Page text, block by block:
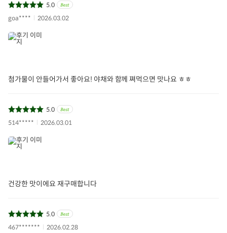
5.0
goa****
2026.03.02
첨가물이 안들어가서 좋아요! 야채와 함께 쪄먹으면 맛나요 ㅎㅎ
5.0
514*****
2026.03.01
건강한 맛이에요 재구매합니다
5.0
467*******
2026.02.28